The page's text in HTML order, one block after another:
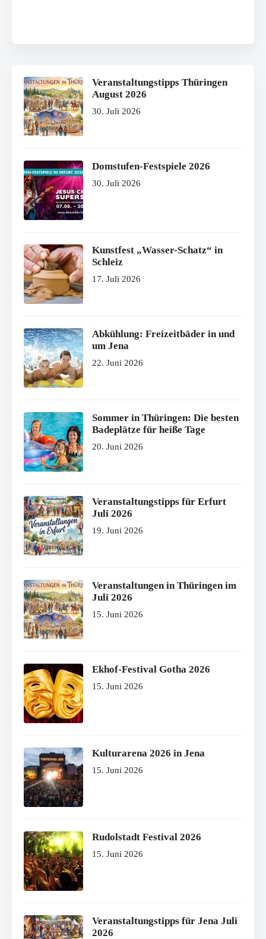
Veranstaltungstipps Thüringen
August 2026
30. Juli 2026
Domstufen-Festspiele 2026
30. Juli 2026
Kunstfest „Wasser-Schatz“ in
Schleiz
17. Juli 2026
Abkühlung: Freizeitbäder in und
um Jena
22. Juni 2026
Sommer in Thüringen: Die besten
Badeplätze für heiße Tage
20. Juni 2026
Veranstaltungstipps für Erfurt
Juli 2026
19. Juni 2026
Veranstaltungen in Thüringen im
Juli 2026
15. Juni 2026
Ekhof-Festival Gotha 2026
15. Juni 2026
Kulturarena 2026 in Jena
15. Juni 2026
Rudolstadt Festival 2026
15. Juni 2026
Veranstaltungstipps für Jena Juli
2026